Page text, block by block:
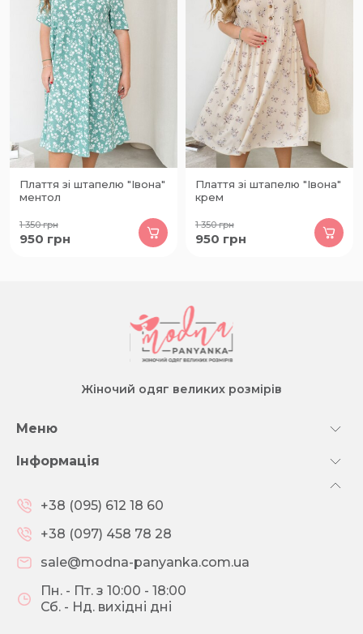
Плаття зі штапелю "Івона"
ментол
1 350грн
950 грн
Плаття зі штапелю "Івона"
крем
1 350грн
950 грн
Жіночий одяг великих розмірів
Меню
Інформація
+38 (095) 612 18 60
+38 (097) 458 78 28
sale@modna-panyanka.com.ua
Пн. - Пт. з 10:00 - 18:00
Сб. - Нд. вихідні дні